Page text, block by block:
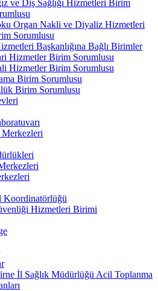
ve Diş Sağlığı Hizmetleri Birim
Organ Nakli ve Diyaliz Hizmetleri
Sorumlusu
Başkanlığına Bağlı Birimler
Hizmetler Birim Sorumlusu
Hizmetler Birim Sorumlusu
Birim Sorumlusu
Birim Sorumlusu
Merkezleri
Koordinatörlüğü
Hizmetleri Birimi
İl Sağlık Müdürlüğü Acil Toplanma